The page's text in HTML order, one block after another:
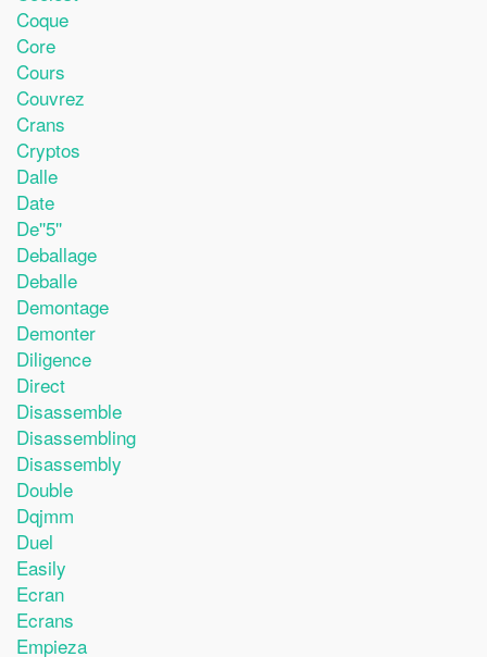
Coque
Core
Cours
Couvrez
Crans
Cryptos
Dalle
Date
De''5''
Deballage
Deballe
Demontage
Demonter
Diligence
Direct
Disassemble
Disassembling
Disassembly
Double
Dqjmm
Duel
Easily
Ecran
Ecrans
Empieza